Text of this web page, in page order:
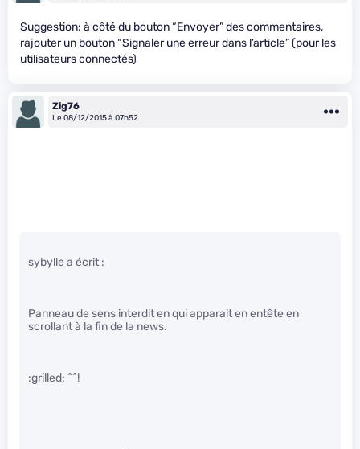
Suggestion: à côté du bouton “Envoyer” des commentaires,
rajouter un bouton “Signaler une erreur dans l’article” (pour les
utilisateurs connectés)
Zig76
Le 08/12/2015 à 07h52
sybylle a écrit :
Panneau de sens interdit en qui apparait en entête en
scrollant à la fin de la news.
:grilled: ^^!